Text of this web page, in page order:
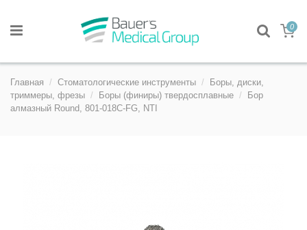
0
Главная Стоматологические инструменты
Боры, диски,
триммеры, фрезы
Боры (финиры) твердосплавные
Бор
алмазный Round, 801-018C-FG, NTI